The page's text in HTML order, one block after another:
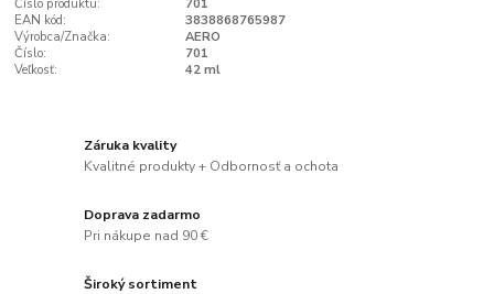
Číslo produktu:
701
EAN kód:
3838868765987
Výrobca/Značka:
AERO
Číslo:
701
Veľkosť:
42 ml
Záruka kvality
Kvalitné produkty + Odbornosť a ochota
Doprava zadarmo
Pri nákupe nad 90 €
Široký sortiment